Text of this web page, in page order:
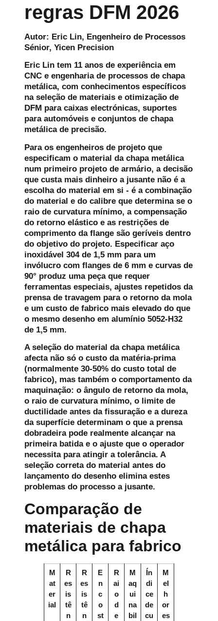
regras DFM 2026
Autor: Eric Lin, Engenheiro de Processos
Sénior, Yicen Precision
Eric Lin tem 11 anos de experiência em
CNC e engenharia de processos de chapa
metálica, com conhecimentos específicos
na seleção de materiais e otimização de
DFM para caixas electrónicas, suportes
para automóveis e conjuntos de chapa
metálica de precisão.
Para os engenheiros de projeto que
especificam o material da chapa metálica
num primeiro projeto de armário, a decisão
que custa mais dinheiro a jusante não é a
escolha do material em si - é a combinação
do material e do calibre que determina se o
raio de curvatura mínimo, a compensação
do retorno elástico e as restrições de
comprimento da flange são geríveis dentro
do objetivo do projeto. Especificar aço
inoxidável 304 de 1,5 mm para um
invólucro com flanges de 6 mm e curvas de
90° produz uma peça que requer
ferramentas especiais, ajustes repetidos da
prensa de travagem para o retorno da mola
e um custo de fabrico mais elevado do que
o mesmo desenho em alumínio 5052-H32
de 1,5 mm.
A seleção do material da chapa metálica
afecta não só o custo da matéria-prima
(normalmente 30-50% do custo total de
fabrico), mas também o comportamento da
maquinação: o ângulo de retorno da mola,
o raio de curvatura mínimo, o limite de
ductilidade antes da fissuração e a dureza
da superfície determinam o que a prensa
dobradeira pode realmente alcançar na
primeira batida e o ajuste que o operador
necessita para atingir a tolerância. A
seleção correta do material antes do
lançamento do desenho elimina estes
problemas do processo a jusante.
Comparação de
materiais de chapa
metálica para fabrico
M
at
er
ial
R
es
is
tê
n
R
es
is
tê
n
E
n
c
o
st
R
ai
o
d
e
M
aq
ui
na
bil
Ín
di
ce
de
cu
M
el
h
or
es